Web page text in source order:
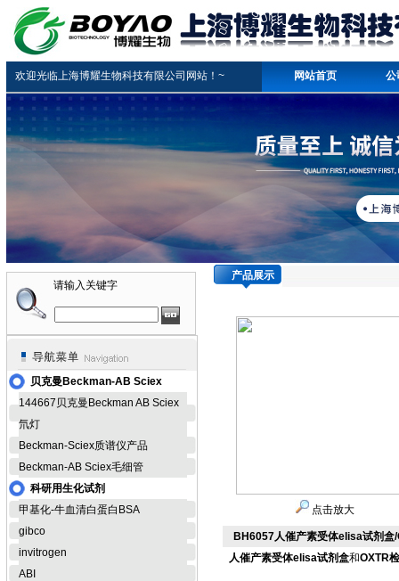
欢迎光临上海博耀生物科技有限公司网站！~ 网站首页 公
请输入关键字
贝克曼Beckman-AB Sciex
144667贝克曼Beckman AB Sciex
氘灯
Beckman-Sciex质谱仪产品
Beckman-AB Sciex毛细管
科研用生化试剂
甲基化-牛血清白蛋白BSA
gibco
invitrogen
ABI
产品展示
点击放大
BH6057人催产素受体elisa试剂盒
人催产素受体elisa试剂盒和OXTR